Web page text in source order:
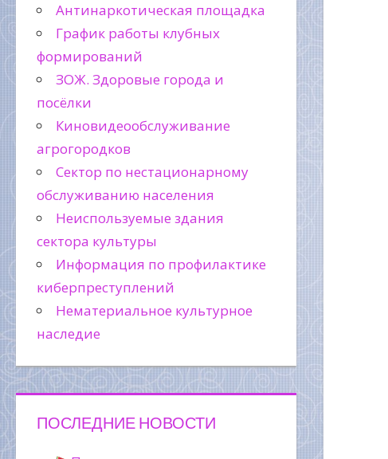
Антинаркотическая площадка
График работы клубных
формирований
ЗОЖ. Здоровые города и
посёлки
Киновидеообслуживание
агрогородков
Сектор по нестационарному
обслуживанию населения
Неиспользуемые здания
сектора культуры
Информация по профилактике
киберпреступлений
Нематериальное культурное
наследие
ПОСЛЕДНИЕ НОВОСТИ